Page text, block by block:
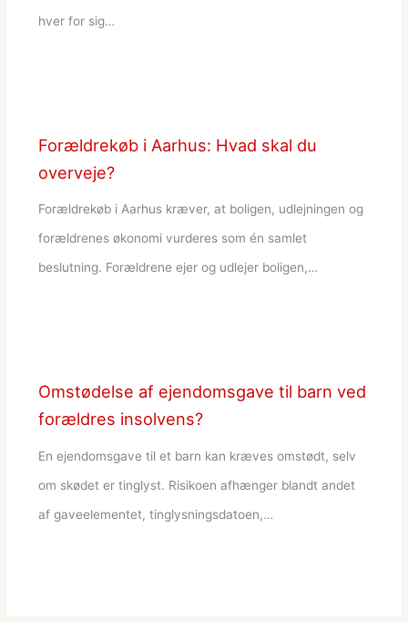
hver for sig…
Forældrekøb i Aarhus: Hvad skal du
overveje?
Forældrekøb i Aarhus kræver, at boligen, udlejningen og
forældrenes økonomi vurderes som én samlet
beslutning. Forældrene ejer og udlejer boligen,…
Omstødelse af ejendomsgave til barn ved
forældres insolvens?
En ejendomsgave til et barn kan kræves omstødt, selv
om skødet er tinglyst. Risikoen afhænger blandt andet
af gaveelementet, tinglysningsdatoen,…